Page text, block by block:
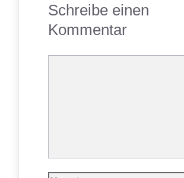
Schreibe einen
Kommentar